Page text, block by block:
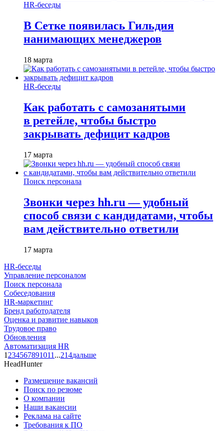
HR-беседы
В Сетке появилась Гильдия
нанимающих менеджеров
18 марта
HR-беседы
Как работать с самозанятыми
в ретейле, чтобы быстро
закрывать дефицит кадров
17 марта
Поиск персонала
Звонки через hh.ru — удобный
способ связи с кандидатами, чтобы
вам действительно ответили
17 марта
HR-беседы
Управление персоналом
Поиск персонала
Собеседования
HR-маркетинг
Бренд работодателя
Оценка и развитие навыков
Трудовое право
Обновления
Автоматизация HR
1 234567891011 ...214дальше
HeadHunter
Размещение вакансий
Поиск по резюме
О компании
Наши вакансии
Реклама на сайте
Требования к ПО